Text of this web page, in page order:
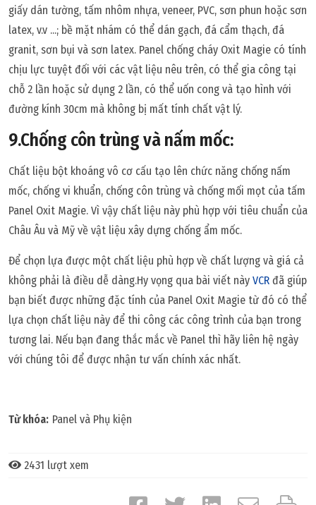
giấy dán tường, tấm nhôm nhựa, veneer, PVC, sơn phun hoặc sơn
latex, v.v ...; bề mặt nhám có thể dán gạch, đá cẩm thạch, đá
granit, sơn bụi và sơn latex. Panel chống cháy Oxit Magie có tính
chịu lực tuyệt đối với các vật liệu nêu trên, có thể gia công tại
chỗ 2 lần hoặc sử dụng 2 lần, có thể uốn cong và tạo hình với
đường kính 30cm mà không bị mất tính chất vật lý.
9.Chống côn trùng và nấm mốc:
Chất liệu bột khoáng vô cơ cấu tạo lên chức năng chống nấm
mốc, chống vi khuẩn, chống côn trùng và chống mối mọt của tấm
Panel Oxit Magie. Vì vậy chất liệu này phù hợp với tiêu chuẩn của
Châu Âu và Mỹ về vật liệu xây dựng chống ẩm mốc.
Để chọn lựa được một chất liệu phù hợp về chất lượng và giá cả
không phải là điều dễ dàng.Hy vọng qua bài viết này VCR đã giúp
bạn biết được những đặc tính của Panel Oxit Magie từ đó có thể
lựa chọn chất liệu này để thi công các công trình của bạn trong
tương lai. Nếu bạn đang thắc mắc về Panel thì hãy liên hệ ngày
với chúng tôi để được nhận tư vấn chính xác nhất.
Từ khóa: Panel và Phụ kiện
2431 lượt xem